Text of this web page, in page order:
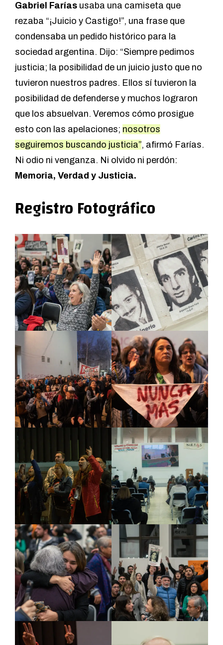
Gabriel Farías usaba una camiseta que
rezaba “¡Juicio y Castigo!”, una frase que
condensaba un pedido histórico para la
sociedad argentina. Dijo: “Siempre pedimos
justicia; la posibilidad de un juicio justo que no
tuvieron nuestros padres. Ellos sí tuvieron la
posibilidad de defenderse y muchos lograron
que los absuelvan. Veremos cómo prosigue
esto con las apelaciones; nosotros
seguiremos buscando justicia”, afirmó Farías.
Ni odio ni venganza. Ni olvido ni perdón:
Memoria, Verdad y Justicia.
Registro Fotográfico